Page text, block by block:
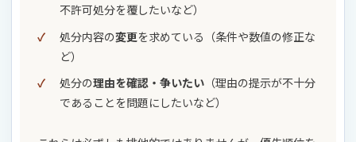
不許可処分を覆したいなど）
処分内容の変更を求めている（条件や数値の修正な
ど）
処分の理由を確認・争いたい（理由の提示が不十分
であることを問題にしたいなど）